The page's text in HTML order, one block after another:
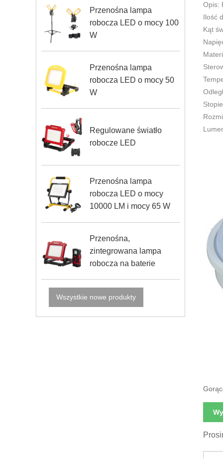
Przenośna lampa
robocza LED o mocy 100
W
Przenośna lampa
robocza LED o mocy 50
W
Regulowane światło
robocze LED
Przenośna lampa
robocza LED o mocy
10000 LM i mocy 65 W
Przenośna,
zintegrowana lampa
robocza na baterie
Wszystkie nowe produkty
Opis:
Ilość
Kąt